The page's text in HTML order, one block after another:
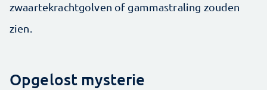
zwaartekrachtgolven of gammastraling zouden
zien.
Opgelost mysterie